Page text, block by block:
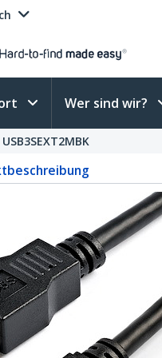
Wer sind wir?
USB3SEXT2MBK